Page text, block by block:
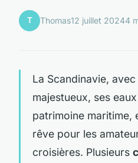
T Thomas12 juillet 20244
La Scandinavie,
majestueux, ses
patrimoine maritime,
rêve pour les
croisières. Plusieurs